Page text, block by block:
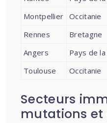
Montpellier Occitanie
Rennes
Bretagne
Angers
Pays de
Toulouse
Occitanie
Secteurs
mutations